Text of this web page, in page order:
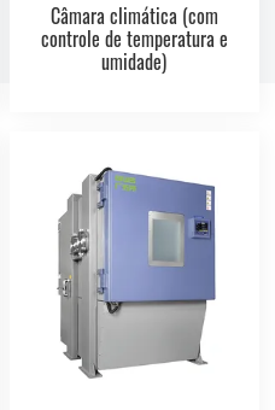
Câmara climática (com
controle de temperatura e
umidade)